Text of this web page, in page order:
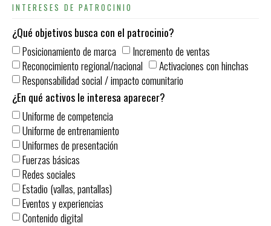
INTERESES DE PATROCINIO
¿Qué objetivos busca con el patrocinio?
Posicionamiento de marca
Incremento de ventas
Reconocimiento regional/nacional
Activaciones con hinchas
Responsabilidad social / impacto comunitario
¿En qué activos le interesa aparecer?
Uniforme de competencia
Uniforme de entrenamiento
Uniformes de presentación
Fuerzas básicas
Redes sociales
Estadio (vallas, pantallas)
Eventos y experiencias
Contenido digital